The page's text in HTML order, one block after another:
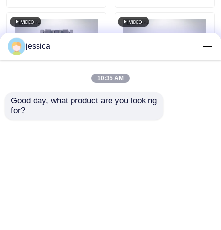
ได้ 250g, 500g, 1000g
และ 60 r/min
UP-1010 เครื่องทดสอบ
jessica
10:35 AM
Good day, what product are you looking
for?